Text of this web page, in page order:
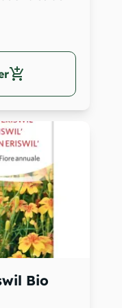
add_shopping_cart
Bio